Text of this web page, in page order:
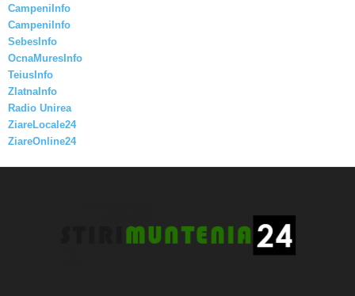
CampeniInfo
CampeniInfo
SebesInfo
OcnaMuresInfo
TeiusInfo
ZlatnaInfo
Radio Unirea
ZiareLocale24
ZiareOnline24